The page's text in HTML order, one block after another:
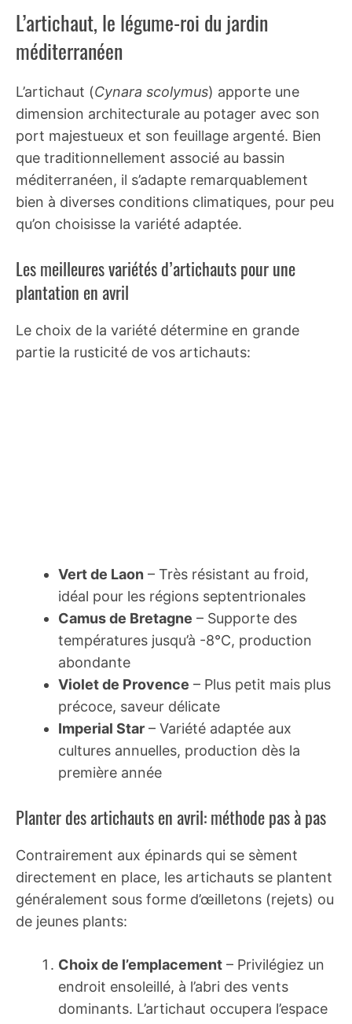
L’artichaut, le légume-roi du jardin
méditerranéen
L’artichaut (Cynara scolymus) apporte une
dimension architecturale au potager avec son
port majestueux et son feuillage argenté. Bien
que traditionnellement associé au bassin
méditerranéen, il s’adapte remarquablement
bien à diverses conditions climatiques, pour peu
qu’on choisisse la variété adaptée.
Les meilleures variétés d’artichauts pour une
plantation en avril
Le choix de la variété détermine en grande
partie la rusticité de vos artichauts:
Vert de Laon – Très résistant au froid,
idéal pour les régions septentrionales
Camus de Bretagne – Supporte des
températures jusqu’à -8°C, production
abondante
Violet de Provence – Plus petit mais plus
précoce, saveur délicate
Imperial Star – Variété adaptée aux
cultures annuelles, production dès la
première année
Planter des artichauts en avril: méthode pas à pas
Contrairement aux épinards qui se sèment
directement en place, les artichauts se plantent
généralement sous forme d’œilletons (rejets) ou
de jeunes plants:
Choix de l’emplacement – Privilégiez un
endroit ensoleillé, à l’abri des vents
dominants. L’artichaut occupera l’espace